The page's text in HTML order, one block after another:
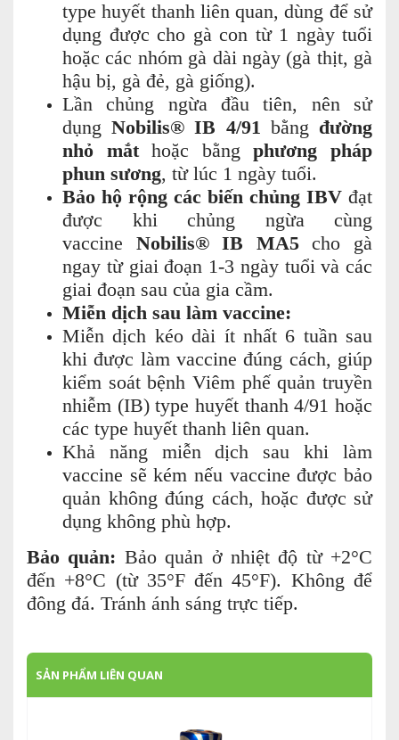
type huyết thanh liên quan, dùng để sử
dụng được cho gà con từ 1 ngày tuổi
hoặc các nhóm gà dài ngày (gà thịt, gà
hậu bị, gà đẻ, gà giống).
Lần chủng ngừa đầu tiên, nên sử
dụngNobilis® IB 4/91 bằng đường
nhỏ mắthoặc bằngphương pháp
phun sương, từ lúc 1 ngày tuổi.
Bảo hộ rộng các biến chủng IBV đạt
được khi chủng ngừa cùng
vaccine Nobilis® IB MA5cho gà
ngay từ giai đoạn 1-3 ngày tuổi và các
giai đoạn sau của gia cầm.
Miễn dịch sau làm vaccine:
Miễn dịch kéo dài ít nhất 6 tuần sau
khi được làm vaccine đúng cách, giúp
kiểm soát bệnh Viêm phế quản truyền
nhiễm (IB) type huyết thanh 4/91 hoặc
các type huyết thanh liên quan.
Khả năng miễn dịch sau khi làm
vaccine sẽ kém nếu vaccine được bảo
quản không đúng cách, hoặc được sử
dụng không phù hợp.
Bảo quản: Bảo quản ở nhiệt độ từ +2°C
đến +8°C (từ 35°F đến 45°F). Không để
đông đá. Tránh ánh sáng trực tiếp.
SẢN PHẨM LIÊN QUAN